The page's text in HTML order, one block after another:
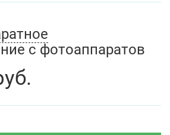
с фотоаппаратов